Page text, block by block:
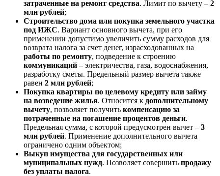
затраченные на ремонт средства. Лимит по вычету – 2
млн рублей;
Строительство дома или покупка земельного участка
под ИЖС. Вариант основного вычета, при его
применении допустимо увеличить сумму расходов для
возврата налога за счет денег, израсходованных на
работы по ремонту, подведение к строению
коммуникаций – электричества, газа, водоснабжения,
разработку сметы. Предельный размер вычета также
равен 2 млн рублей;
Покупка квартиры по целевому кредиту или займу
на возведение жилья. Относится к дополнительному
вычету, позволяет получить компенсацию за
потраченные на погашение процентов деньги.
Предельная сумма, с которой предусмотрен вычет – 3
млн рублей. Применение дополнительного вычета
ограничено одним объектом;
Выкуп имущества для государственных или
муниципальных нужд. Позволяет совершить продажу
без уплаты налога.